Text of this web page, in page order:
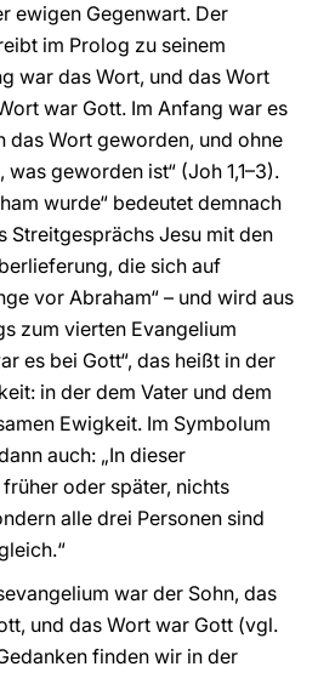
ewigen Gegenwart. Der
im Prolog zu seinem
war das Wort, und das Wort
war Gott. Im Anfang war es
das Wort geworden, und ohne
geworden ist“ (Joh 1,1–3).
wurde“ bedeutet demnach
Streitgesprächs Jesu mit den
die sich auf
vor Abraham“ – und wird aus
zum vierten Evangelium
es bei Gott“, das heißt in der
in der dem Vater und dem
Ewigkeit. Im Symbolum
auch: „In dieser
oder später, nichts
alle drei Personen sind
war der Sohn, das
und das Wort war Gott (vgl.
finden wir in der